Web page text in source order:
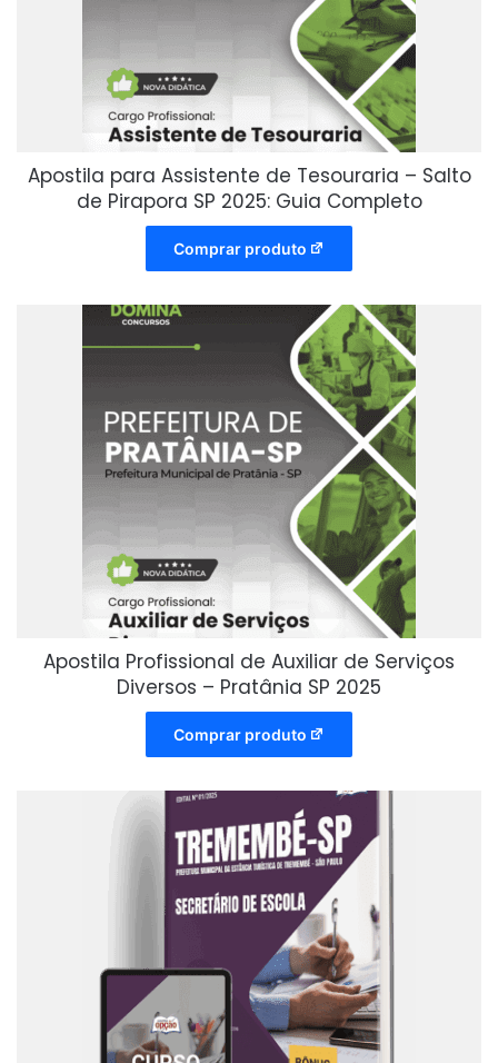
Apostila para Assistente de Tesouraria – Salto
de Pirapora SP 2025: Guia Completo
Comprar produto
Apostila Profissional de Auxiliar de Serviços
Diversos – Pratânia SP 2025
Comprar produto